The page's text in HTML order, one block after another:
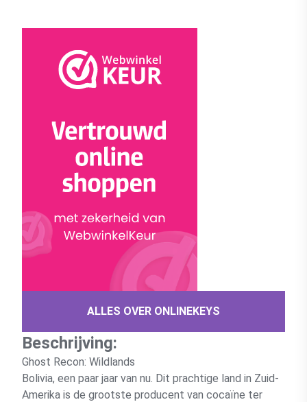
ALLES OVER ONLINEKEYS
Beschrijving:
Ghost Recon: Wildlands
Bolivia, een paar jaar van nu. Dit prachtige land in Zuid-
Amerika is de grootste producent van cocaïne ter